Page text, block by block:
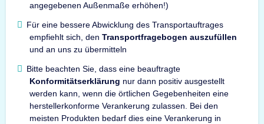
angegebenen Außenmaße erhöhen!)
Für eine bessere Abwicklung des Transportauftrages
empfiehlt sich, den Transportfragebogen auszufüllen
und an uns zu übermitteln
Bitte beachten Sie, dass eine beauftragte
Konformitätserklärung nur dann positiv ausgestellt
werden kann, wenn die örtlichen Gegebenheiten eine
herstellerkonforme Verankerung zulassen. Bei den
meisten Produkten bedarf dies eine Verankerung in